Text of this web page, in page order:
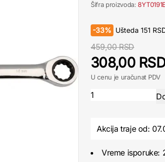
Šifra proizvoda:
-33% Ušteda 151
459,00 RSD
308,00 RSD
U cenu je uračunat PDV
Akcija traje od:
Vreme isporuke: